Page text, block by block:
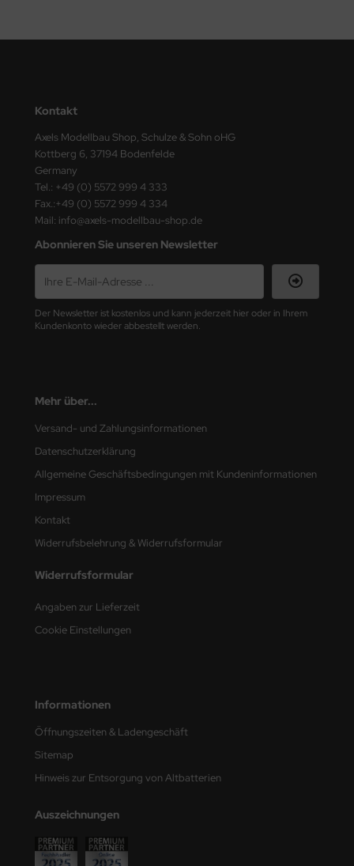
Kontakt
Axels Modellbau Shop, Schulze & Sohn oHG
Kottberg 6, 37194 Bodenfelde
Germany
Tel.: +49 (0) 5572 999 4 333
Fax.:+49 (0) 5572 999 4 334
Mail: info@axels-modellbau-shop.de
Abonnieren Sie unseren Newsletter
Der Newsletter ist kostenlos und kann jederzeit hier oder in Ihrem
Kundenkonto wieder abbestellt werden.
Mehr über...
Versand- und Zahlungsinformationen
Datenschutzerklärung
Allgemeine Geschäftsbedingungen mit Kundeninformationen
Impressum
Kontakt
Widerrufsbelehrung & Widerrufsformular
Widerrufsformular
Angaben zur Lieferzeit
Cookie Einstellungen
Informationen
Öffnungszeiten & Ladengeschäft
Sitemap
Hinweis zur Entsorgung von Altbatterien
Auszeichnungen